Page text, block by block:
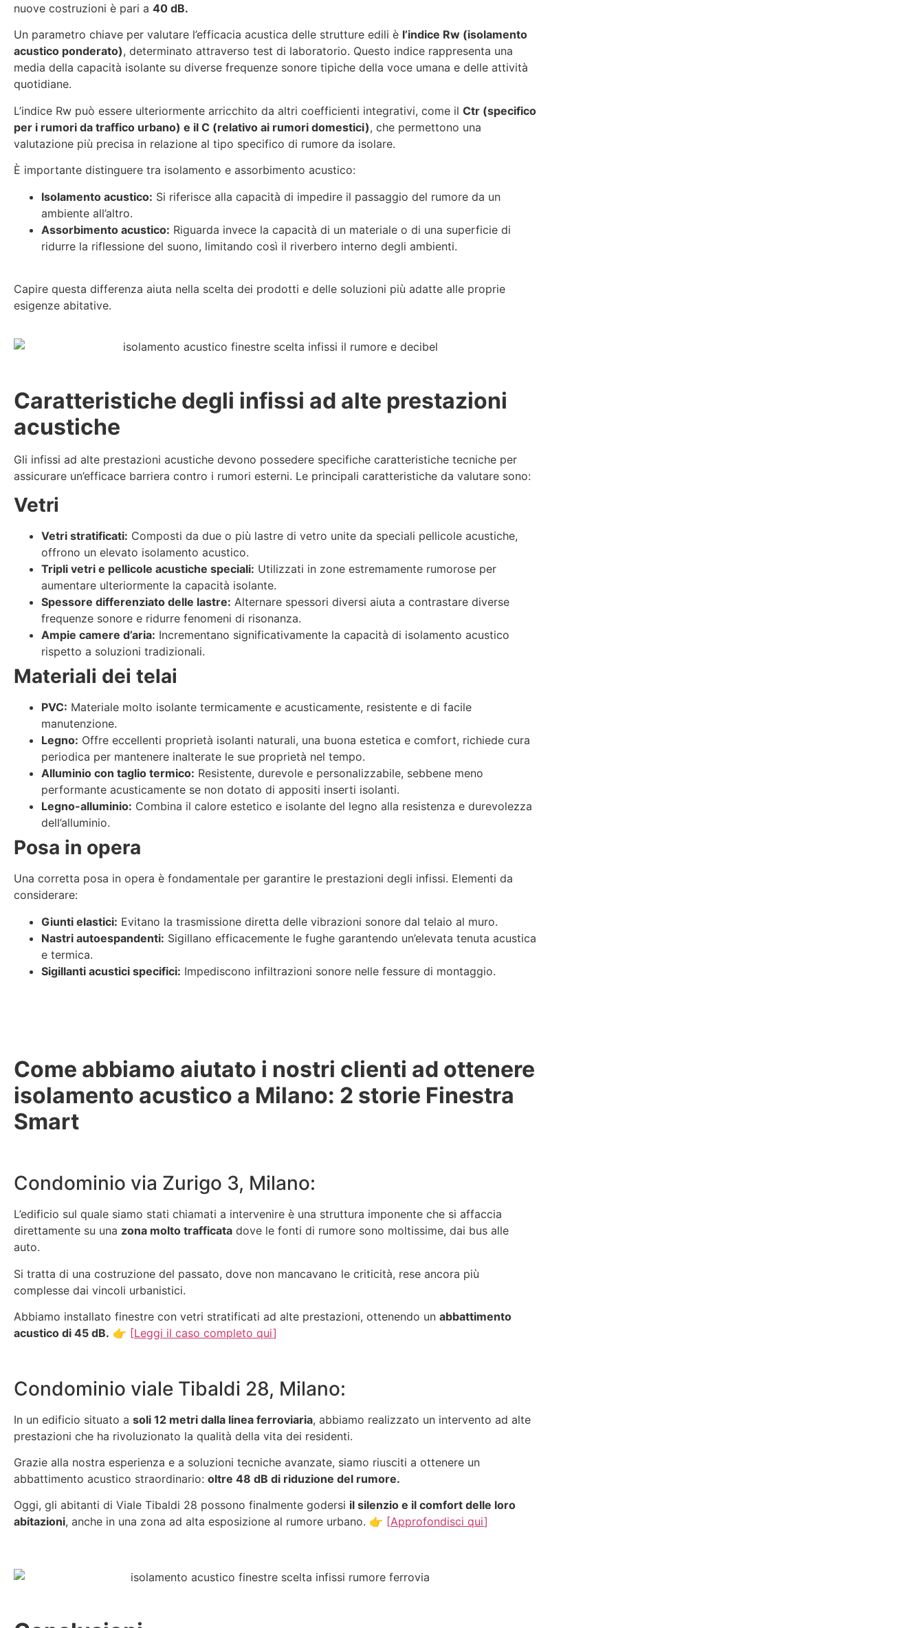
nuove costruzioni è pari a 40 dB.
Un parametro chiave per valutare l’efficacia acustica delle strutture edili è l’indice Rw (isolamento
acustico ponderato), determinato attraverso test di laboratorio. Questo indice rappresenta una
media della capacità isolante su diverse frequenze sonore tipiche della voce umana e delle attività
quotidiane.
L’indice Rw può essere ulteriormente arricchito da altri coefficienti integrativi, come il Ctr (specifico
per i rumori da traffico urbano) e il C (relativo ai rumori domestici), che permettono una
valutazione più precisa in relazione al tipo specifico di rumore da isolare.
È importante distinguere tra isolamento e assorbimento acustico:
Isolamento acustico: Si riferisce alla capacità di impedire il passaggio del rumore da un
ambiente all’altro.
Assorbimento acustico: Riguarda invece la capacità di un materiale o di una superficie di
ridurre la riflessione del suono, limitando così il riverbero interno degli ambienti.
Capire questa differenza aiuta nella scelta dei prodotti e delle soluzioni più adatte alle proprie
esigenze abitative.
Caratteristiche degli infissi ad alte prestazioni
acustiche
Gli infissi ad alte prestazioni acustiche devono possedere specifiche caratteristiche tecniche per
assicurare un’efficace barriera contro i rumori esterni. Le principali caratteristiche da valutare sono:
Vetri
Vetri stratificati: Composti da due o più lastre di vetro unite da speciali pellicole acustiche,
offrono un elevato isolamento acustico.
Tripli vetri e pellicole acustiche speciali: Utilizzati in zone estremamente rumorose per
aumentare ulteriormente la capacità isolante.
Spessore differenziato delle lastre: Alternare spessori diversi aiuta a contrastare diverse
frequenze sonore e ridurre fenomeni di risonanza.
Ampie camere d’aria: Incrementano significativamente la capacità di isolamento acustico
rispetto a soluzioni tradizionali.
Materiali dei telai
PVC: Materiale molto isolante termicamente e acusticamente, resistente e di facile
manutenzione.
Legno: Offre eccellenti proprietà isolanti naturali, una buona estetica e comfort, richiede cura
periodica per mantenere inalterate le sue proprietà nel tempo.
Alluminio con taglio termico: Resistente, durevole e personalizzabile, sebbene meno
performante acusticamente se non dotato di appositi inserti isolanti.
Legno-alluminio: Combina il calore estetico e isolante del legno alla resistenza e durevolezza
dell’alluminio.
Posa in opera
Una corretta posa in opera è fondamentale per garantire le prestazioni degli infissi. Elementi da
considerare:
Giunti elastici: Evitano la trasmissione diretta delle vibrazioni sonore dal telaio al muro.
Nastri autoespandenti: Sigillano efficacemente le fughe garantendo un’elevata tenuta acustica
e termica.
Sigillanti acustici specifici: Impediscono infiltrazioni sonore nelle fessure di montaggio.
Come abbiamo aiutato i nostri clienti ad ottenere
isolamento acustico a Milano: 2 storie Finestra
Smart
Condominio via Zurigo 3, Milano:
L’edificio sul quale siamo stati chiamati a intervenire è una struttura imponente che si affaccia
direttamente su una zona molto trafficata dove le fonti di rumore sono moltissime, dai bus alle
auto.
Si tratta di una costruzione del passato, dove non mancavano le criticità, rese ancora più
complesse dai vincoli urbanistici.
Abbiamo installato finestre con vetri stratificati ad alte prestazioni, ottenendo un abbattimento
acustico di 45 dB. 👉 [Leggi il caso completo qui]
Condominio viale Tibaldi 28, Milano:
In un edificio situato a soli 12 metri dalla linea ferroviaria, abbiamo realizzato un intervento ad alte
prestazioni che ha rivoluzionato la qualità della vita dei residenti.
Grazie alla nostra esperienza e a soluzioni tecniche avanzate, siamo riusciti a ottenere un
abbattimento acustico straordinario: oltre 48 dB di riduzione del rumore.
Oggi, gli abitanti di Viale Tibaldi 28 possono finalmente godersi il silenzio e il comfort delle loro
abitazioni, anche in una zona ad alta esposizione al rumore urbano. 👉 [Approfondisci qui]